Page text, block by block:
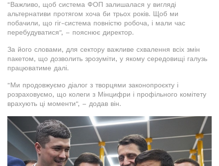
"Важливо, щоб система ФОП залишалася у вигляді
альтернативи протягом хоча би трьох років. Щоб ми
побачили, що гіг-система повністю робоча, і мали час
перебудуватися", – пояснює директор.
За його словами, для сектору важливе схвалення всіх змін
пакетом, що дозволить зрозуміти, у якому середовищі галузь
працюватиме далі.
"Ми продовжуємо діалог з творцями законопроєкту і
розраховуємо, що колеги з Мінцифри і профільного комітету
врахують ці моменти", – додав він.